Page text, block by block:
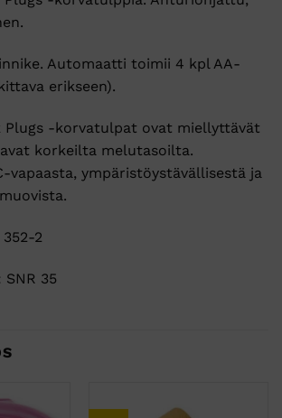
Automaatti toimii 4 kpl AA-
erikseen).
Plugs -korvatulpat ovat miellyttävät
korkeilta melutasoilta.
vapaasta, ympäristöystävällisestä ja
2
35